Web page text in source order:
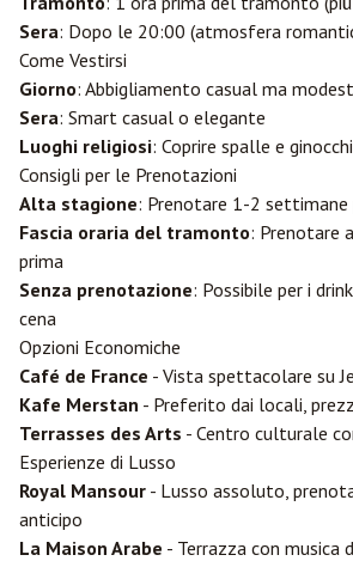
Sera: Dopo le 20:00 (atmosfera
Come Vestirsi
Giorno: Abbigliamento casual ma
Sera: Smart casual o elegante
Luoghi religiosi: Coprire spalle e
Consigli per le Prenotazioni
Alta stagione: Prenotare 1-2 settimane
Fascia oraria del tramonto: Prenotare
prima
Senza prenotazione: Possibile per i
cena
Opzioni Economiche
Café de France - Vista spettacolare su
Kafe Merstan - Preferito dai locali,
Terrasses des Arts - Centro culturale
Esperienze di Lusso
Royal Mansour - Lusso assoluto,
anticipo
La Maison Arabe - Terrazza con musica